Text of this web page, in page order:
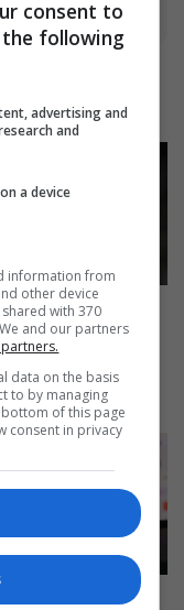
ultimatum
me një ofertë të re:
consent to
following
advertising and
and
a device
information from
other device
with 370
and our partners
data on the basis
to by managing
of this page
consent in privacy